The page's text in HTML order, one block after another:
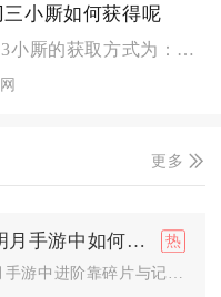
三小厮如何获得呢
影之刃3小厮的获取方式为：任意角色达到55级，触发并完成“组...
更多
中如何进阶和培养